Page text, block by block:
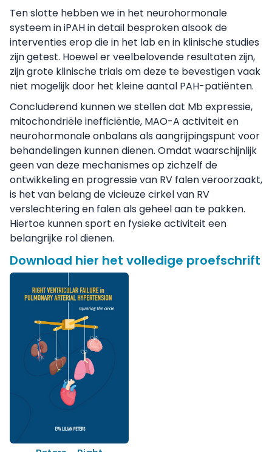
Ten slotte hebben we in het neurohormonale
systeem in iPAH in detail besproken alsook de
interventies erop die in het lab en in klinische studies
zijn getest. Hoewel er veelbelovende resultaten zijn,
zijn grote klinische trials om deze te bevestigen vaak
niet mogelijk door het kleine aantal PAH-patiënten.
Concluderend kunnen we stellen dat Mb expressie,
mitochondriële inefficiëntie, MAO-A activiteit en
neurohormonale onbalans als aangrijpingspunt voor
behandelingen kunnen dienen. Omdat waarschijnlijk
geen van deze mechanismes op zichzelf de
ontwikkeling en progressie van RV falen veroorzaakt,
is het van belang de vicieuze cirkel van RV
verslechtering en falen als geheel aan te pakken.
Hiertoe kunnen sport en fysieke activiteit een
belangrijke rol dienen.
Download hier het volledige proefschrift